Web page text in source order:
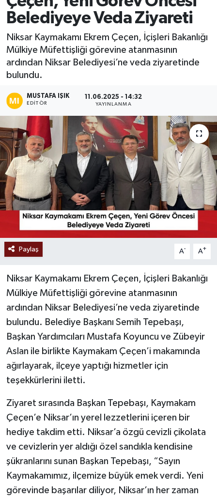
Belediyeye Veda Ziyareti
Niksar Kaymakamı Ekrem Çeçen, İçişleri Bakanlığı
Mülkiye Müfettişliği görevine atanmasının
ardından Niksar Belediyesi’ne veda ziyaretinde
bulundu.
MUSTAFA IŞIK
EDITÖR
11.06.2025 - 14:32
YAYINLANMA
Paylaş A- A+
Niksar Kaymakamı Ekrem Çeçen, İçişleri Bakanlığı
Mülkiye Müfettişliği görevine atanmasının
ardından Niksar Belediyesi’ne veda ziyaretinde
bulundu. Belediye Başkanı Semih Tepebaşı,
Başkan Yardımcıları Mustafa Koyuncu ve Zübeyir
Aslan ile birlikte Kaymakam Çeçen’i makamında
ağırlayarak, ilçeye yaptığı hizmetler için
teşekkürlerini iletti.
Ziyaret sırasında Başkan Tepebaşı, Kaymakam
Çeçen’e Niksar’ın yerel lezzetlerini içeren bir
hediye takdim etti. Niksar’a özgü cevizli çikolata
ve cevizlerin yer aldığı özel sandıkla kendisine
şükranlarını sunan Başkan Tepebaşı, “Sayın
Kaymakamımız, ilçemize büyük emek verdi. Yeni
görevinde başarılar diliyor, Niksar’ın her zaman
Ekonomi
Sağlık
Tokat Haber